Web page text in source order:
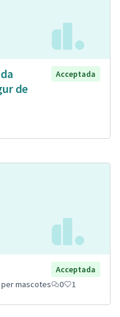
de
Acceptada
Acceptada
per mascotes 0 1